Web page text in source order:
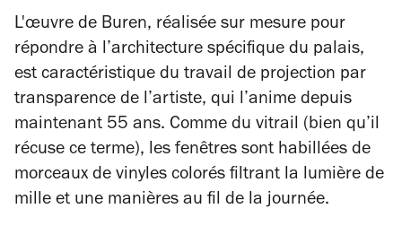
L'œuvre de Buren, réalisée sur mesure pour
répondre à l’architecture spécifique du palais,
est caractéristique du travail de projection par
transparence de l’artiste, qui l’anime depuis
maintenant 55 ans. Comme du vitrail (bien qu’il
récuse ce terme), les fenêtres sont habillées de
morceaux de vinyles colorés filtrant la lumière de
mille et une manières au fil de la journée.